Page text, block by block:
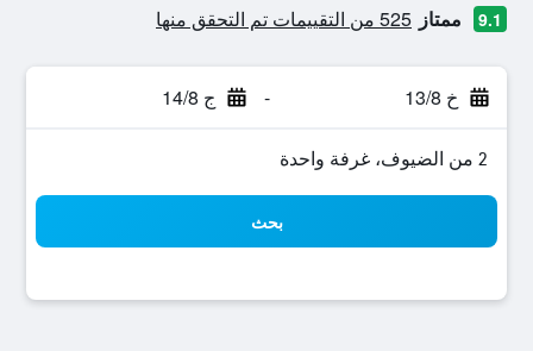
9.1 ممتاز 525 من التقييمات تم التحقق منها
خ 13/8 - ج 14/8
2 من الضيوف، غرفة واحدة
بحث